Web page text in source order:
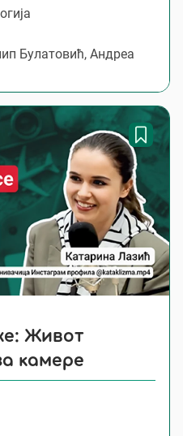
Булатовић, Андреа
Живот
камере